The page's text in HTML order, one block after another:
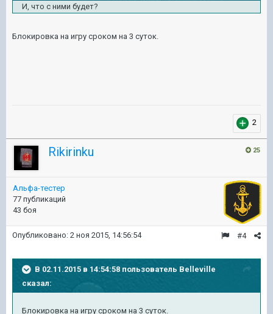
И, что с ними будет?
Блокировка на игру сроком на 3 суток.
2
25
Rikirinku
Альфа-тестер
77 публикаций
43 боя
#4
Опубликовано: 2 ноя 2015, 14:56:54
В 02.11.2015 в 14:54:58 пользователь Belleville
сказал:
Блокировка на игру сроком на 3 суток.